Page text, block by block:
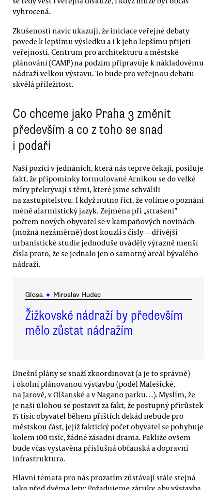
vyhrocená.
Zkušenosti navíc ukazují, že iniciace veřejné debaty
povede k lepšímu výsledku a i k jeho lepšímu přijetí
veřejností. Centrum pro architekturu a městské
plánování (CAMP) na podzim připravuje k nákladovému
nádraží velkou výstavu. To bude pro veřejnou debatu
skvělá příležitost.
Co chceme jako Praha 3 změnit
především a co z toho se snad
i podaří
Naši pozici v jednáních, která nás teprve čekají, posiluje
fakt, že připomínky formulované Arnikou se do velké
míry překrývají s těmi, které jsme schválili
na zastupitelstvu. I když nutno říct, že volíme o poznání
méně alarmistický jazyk. Zejména při „strašení”
počtem nových obyvatel se v kampaňových novinách
(možná nezáměrně) dost kouzlí s čísly — dřívější
urbanistické studie jednoduše uváděly výrazně menší
čísla proto, že se jednalo jen o samotný areál bývalého
nádraží.
Glosa ● Miroslav Hudec
Žižkovské nádraží by především
mělo zůstat nádražím
Dnešní plány se snaží zkoordinovat (a je to správně)
i okolní plánovanou výstavbu (podél Malešické,
na Jarově, v Olšanské a v Nagano parku…). Myslím, že
je naší úlohou se postavit za fakt, že postupný přírůstek
15 tisíc obyvatel během příštích dekád nebude pro
městskou část, jejíž faktický počet obyvatel se pohybuje
kolem 100 tisíc, žádné zásadní drama. Pakliže ovšem
bude včas vystavěna příslušná občanská a dopravní
infrastruktura.
Hlavní témata pro nás prozatím zůstávají stále stejná